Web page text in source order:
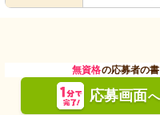
無資格の応募者の
応募画面へ